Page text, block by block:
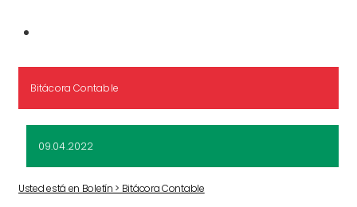
Bitácora Contable
09.04.2022
Usted está en Boletín > Bitácora Contable